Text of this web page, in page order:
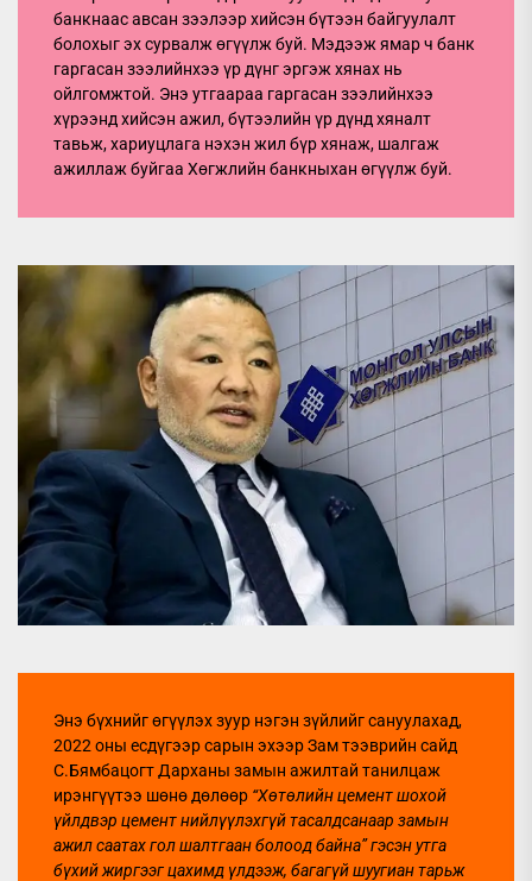
банкнаас авсан зээлээр хийсэн бүтээн байгуулалт
болохыг эх сурвалж өгүүлж буй. Мэдээж ямар ч банк
гаргасан зээлийнхээ үр дүнг эргэж хянах нь
ойлгомжтой. Энэ утгаараа гаргасан зээлийнхээ
хүрээнд хийсэн ажил, бүтээлийн үр дүнд хяналт
тавьж, хариуцлага нэхэн жил бүр хянаж, шалгаж
ажиллаж буйгаа Хөгжлийн банкныхан өгүүлж буй.
Энэ бүхнийг өгүүлэх зуур нэгэн зүйлийг сануулахад,
2022 оны есдүгээр сарын эхээр Зам тээврийн сайд
С.Бямбацогт Дарханы замын ажилтай танилцаж
ирэнгүүтээ шөнө дөлөөр “Хөтөлийн цемент шохой
үйлдвэр цемент нийлүүлэхгүй тасалдсанаар замын
ажил саатах гол шалтгаан болоод байна”гэсэн утга
бүхий жиргээг цахимд үлдээж, багагүй шуугиан тарьж